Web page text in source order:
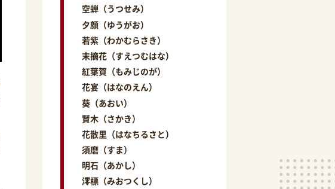
空蝉（うつせみ）
夕顔（ゆうがお）
若紫（わかむらさき）
末摘花（すえつむはな）
紅葉賀（もみじのが）
花宴（はなのえん）
葵（あおい）
賢木（さかき）
花散里（はなちるさと）
須磨（すま）
明石（あかし）
澪標（みおつくし）